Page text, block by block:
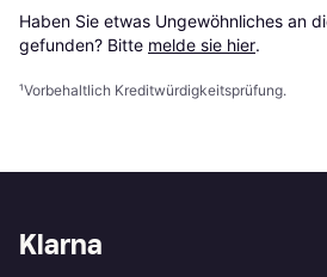
Haben Sie etwas Ungewöhnliches an
gefunden? Bitte melde sie hier.
¹Vorbehaltlich Kreditwürdigkeitsprüfung.
Klarna